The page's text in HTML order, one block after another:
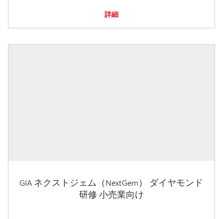
詳細
GIA ネクストジェム（NextGem） ダイヤモンド
研修 小売業向け